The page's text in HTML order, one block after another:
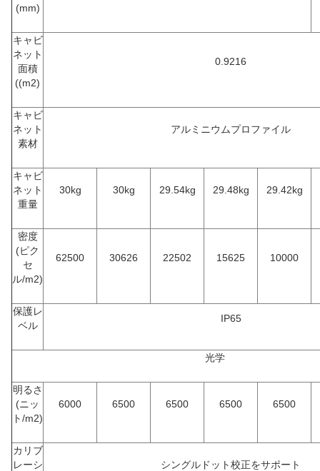
(mm)
キャビ
ネット
面積
((m2)
0.9216
キャビ
ネット
素材
アルミニウムプロファイル
キャビ
ネット
重量
30kg 30kg 29.54kg 29.48kg 29.42kg
密度
(ピク
セ
ル/m2)
62500 30626 22502 15625 10000
保護レ
ベル
IP65
光学
明るさ
(ニッ
ト/m2)
6000 6500 6500 6500 6500
カリブ
レーシ
シングルドット校正をサポート